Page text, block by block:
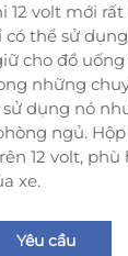
volt mới
có thể sử
cho đồ
những
dụng nó
ngủ.
12 volt, phù
xe.
Yêu cầu